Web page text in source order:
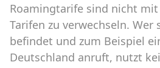
Roamingtarife sind nicht
Tarifen zu verwechseln. Wer
befindet und zum Beispiel
Deutschland anruft, nutzt